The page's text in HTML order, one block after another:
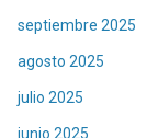
septiembre 2025
agosto 2025
julio 2025
junio 2025